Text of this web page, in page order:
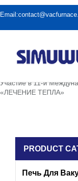
Email:
Участие в 11-й
«ЛЕЧЕНИЕ ТЕПЛА»
PRODUCT
Печь Для